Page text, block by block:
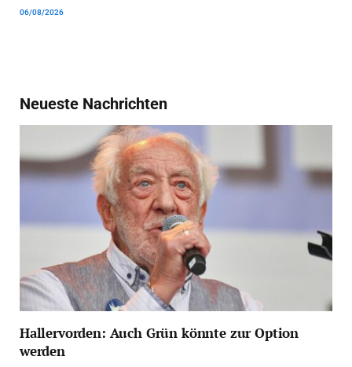
06/08/2026
Neueste Nachrichten
Hallervorden: Auch Grün könnte zur Option
werden